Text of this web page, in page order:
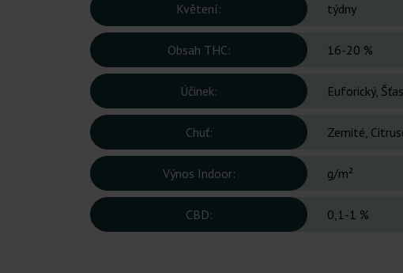
Květení: týdny
Obsah THC: 16-20 %
Účinek: Euforický,
Chuť: Zemité,
Výnos Indoor: g/m²
CBD: 0,1-1 %